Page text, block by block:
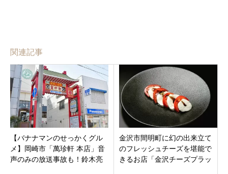
関連記事
【バナナマンのせっかくグル
メ】岡崎市「萬珍軒 本店」音
声のみの放送事故も！鈴木亮
金沢市間明町に幻の出来立て
のフレッシュチーズを堪能で
きるお店「金沢チーズプラッ